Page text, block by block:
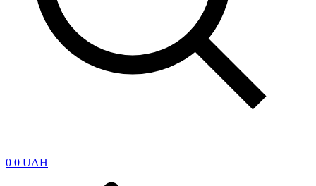
0 0 UAH